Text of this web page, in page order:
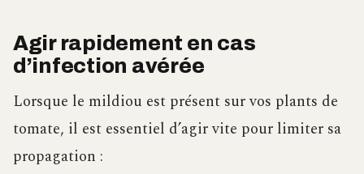
Agir rapidement en cas
d’infection avérée
Lorsque le mildiou est présent sur vos plants de
tomate, il est essentiel d’agir vite pour limiter sa
propagation :